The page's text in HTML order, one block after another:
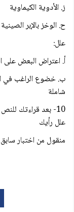
ز. الأدوية الكيماوية
ح. الوخز بالإبر الصينية
علل:
أ. اعتراض البعض على
ب. خضوع الراغب في
شاملة
10- بعد قراءتك
علل رأيك
منقول من اختبار سابق